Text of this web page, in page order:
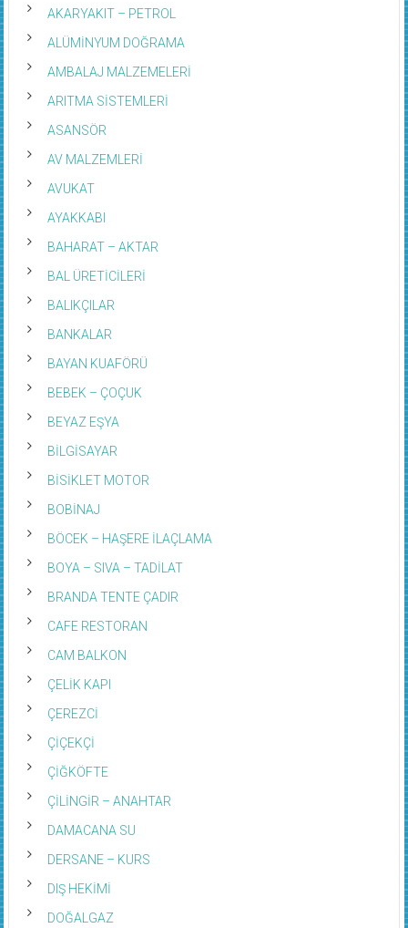
AKARYAKIT – PETROL
ALÜMİNYUM DOĞRAMA
AMBALAJ MALZEMELERİ
ARITMA SİSTEMLERİ
ASANSÖR
AV MALZEMLERİ
AVUKAT
AYAKKABI
BAHARAT – AKTAR
BAL ÜRETİCİLERİ
BALIKÇILAR
BANKALAR
BAYAN KUAFÖRÜ
BEBEK – ÇOÇUK
BEYAZ EŞYA
BİLGİSAYAR
BİSİKLET MOTOR
BOBİNAJ
BÖCEK – HAŞERE İLAÇLAMA
BOYA – SIVA – TADİLAT
BRANDA TENTE ÇADIR
CAFE RESTORAN
CAM BALKON
ÇELİK KAPI
ÇEREZCİ
ÇİÇEKÇİ
ÇİĞKÖFTE
ÇİLİNGİR – ANAHTAR
DAMACANA SU
DERSANE – KURS
DIŞ HEKİMİ
DOĞALGAZ